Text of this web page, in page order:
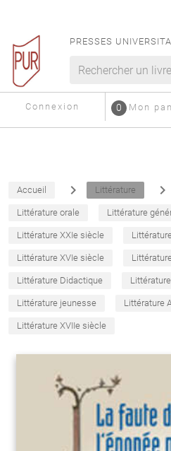
PRESSES
Connexion Mon
0
Accueil navigate_next Littérature navigate_next
Littérature orale Littérature
Littérature XXIe siècle
Littérature XVIe siècle
Littérature Didactique
Littérature jeunesse Littérature
Littérature XVIIe siècle